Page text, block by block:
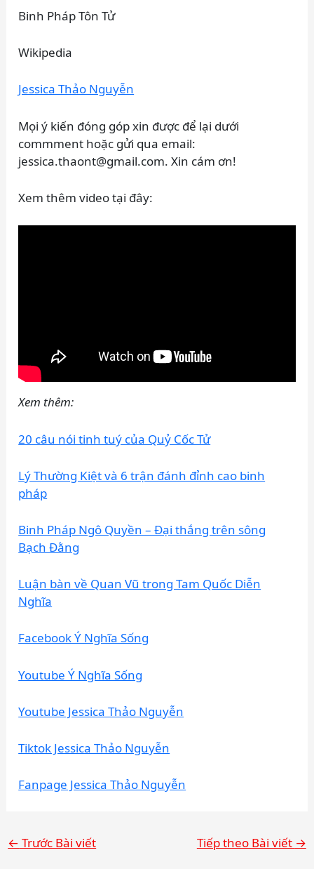
Binh Pháp Tôn Tử
Wikipedia
Jessica Thảo Nguyễn
Mọi ý kiến đóng góp xin được để lại dưới
commment hoặc gửi qua email:
jessica.thaont@gmail.com. Xin cám ơn!
Xem thêm video tại đây:
Xem thêm:
20 câu nói tinh tuý của Quỷ Cốc Tử
Lý Thường Kiệt và 6 trận đánh đỉnh cao binh
pháp
Binh Pháp Ngô Quyền – Đại thắng trên sông
Bạch Đằng
Luận bàn về Quan Vũ trong Tam Quốc Diễn
Nghĩa
Facebook Ý Nghĩa Sống
Youtube Ý Nghĩa Sống
Youtube Jessica Thảo Nguyễn
Tiktok Jessica Thảo Nguyễn
Fanpage Jessica Thảo Nguyễn
← Trước Bài viết Tiếp theo Bài viết →